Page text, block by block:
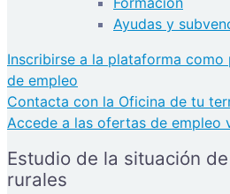
Ayudas y
Inscribirse a la plataforma como
de empleo
Contacta con la Oficina de tu
Accede a las ofertas de empleo
Estudio de la situación
rurales